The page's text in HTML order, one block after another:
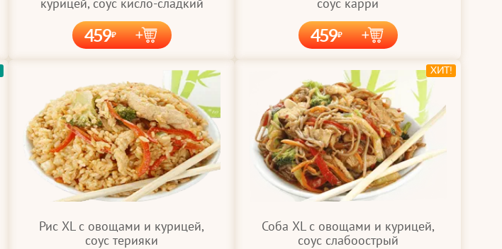
459 459
Рис XL с овощами и курицей,
соус терияки
Соба XL с овощами и курицей,
соус слабоострый
ХИТ!